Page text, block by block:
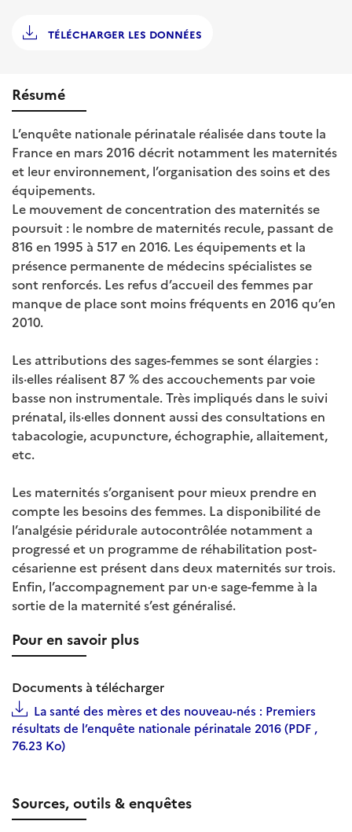
TÉLÉCHARGER LES DONNÉES
Résumé
L’enquête nationale périnatale réalisée dans toute la
France en mars 2016 décrit notamment les maternités
et leur environnement, l’organisation des soins et des
équipements.
Le mouvement de concentration des maternités se
poursuit : le nombre de maternités recule, passant de
816 en 1995 à 517 en 2016. Les équipements et la
présence permanente de médecins spécialistes se
sont renforcés. Les refus d’accueil des femmes par
manque de place sont moins fréquents en 2016 qu’en
2010.
Les attributions des sages-femmes se sont élargies :
ils·elles réalisent 87 % des accouchements par voie
basse non instrumentale. Très impliqués dans le suivi
prénatal, ils·elles donnent aussi des consultations en
tabacologie, acupuncture, échographie, allaitement,
etc.
Les maternités s’organisent pour mieux prendre en
compte les besoins des femmes. La disponibilité de
l’analgésie péridurale autocontrôlée notamment a
progressé et un programme de réhabilitation post-
césarienne est présent dans deux maternités sur trois.
Enfin, l’accompagnement par un·e sage-femme à la
sortie de la maternité s’est généralisé.
Pour en savoir plus
Documents à télécharger
La santé des mères et des nouveau-nés : Premiers
résultats de l’enquête nationale périnatale 2016 (PDF ,
76.23 Ko)
Sources, outils & enquêtes